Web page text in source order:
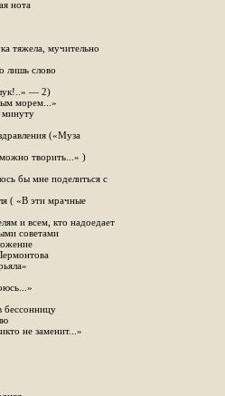
нота
тяжела, мучительно
слово
— 2)
морем...»
(«Муза
творить...» )
бы мне поделиться с
( «В эти мрачные
и всем, кто надоедает
советами
бессонницу
не заменит...»